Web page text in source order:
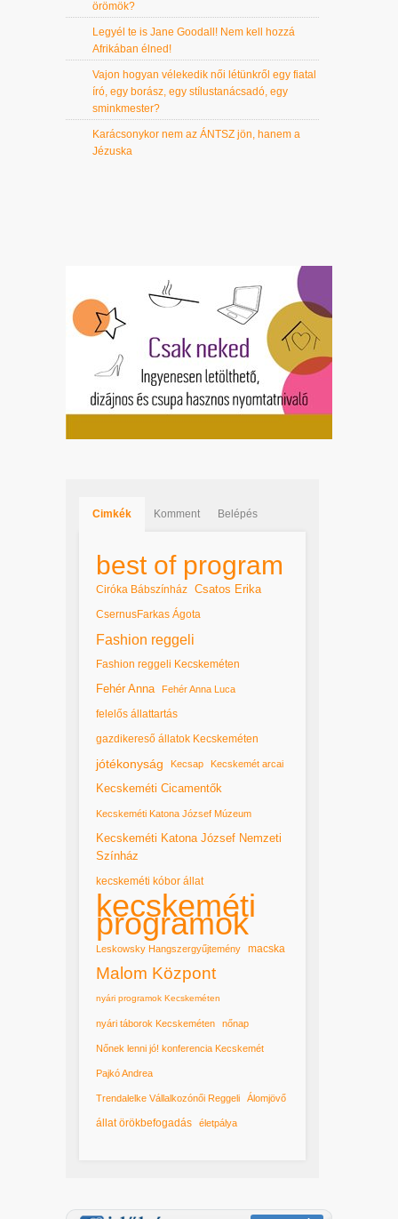
örömök?
Legyél te is Jane Goodall! Nem kell hozzá
Afrikában élned!
Vajon hogyan vélekedik női létünkről egy fiatal
író, egy borász, egy stílustanácsadó, egy
sminkmester?
Karácsonykor nem az ÁNTSZ jön, hanem a
Jézuska
Cimkék Komment Belépés
best of program
Ciróka Bábszínház Csatos Erika
CsernusFarkas Ágota
Fashion reggeli
Fashion reggeli Kecskeméten
Fehér Anna Fehér Anna Luca
felelős állattartás
gazdikereső állatok Kecskeméten
jótékonyság Kecsap Kecskemét arcai
Kecskeméti Cicamentők
Kecskeméti Katona József Múzeum
Kecskeméti Katona József Nemzeti
Színház
kecskeméti kóbor állat
kecskeméti
programok
Leskowsky Hangszergyűjtemény macska
Malom Központ
nyári programok Kecskeméten
nyári táborok Kecskeméten nőnap
Nőnek lenni jó! konferencia Kecskemét
Pajkó Andrea
Trendalelke Vállalkozónői Reggeli Álomjövő
állat örökbefogadás életpálya